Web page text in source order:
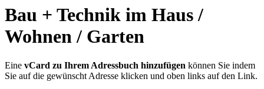
Bau + Technik im Haus /
Wohnen / Garten
Eine vCard zu Ihrem Adressbuch hinzufügen können Sie indem
Sie auf die gewünscht Adresse klicken und oben links auf den Link.